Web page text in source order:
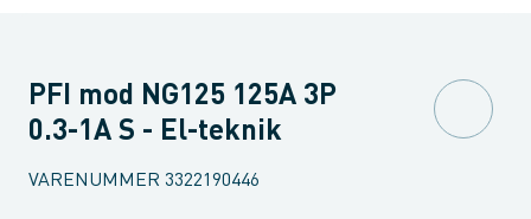
PFI mod NG125 125A 3P
0.3-1A S - El-teknik
VARENUMMER 3322190446